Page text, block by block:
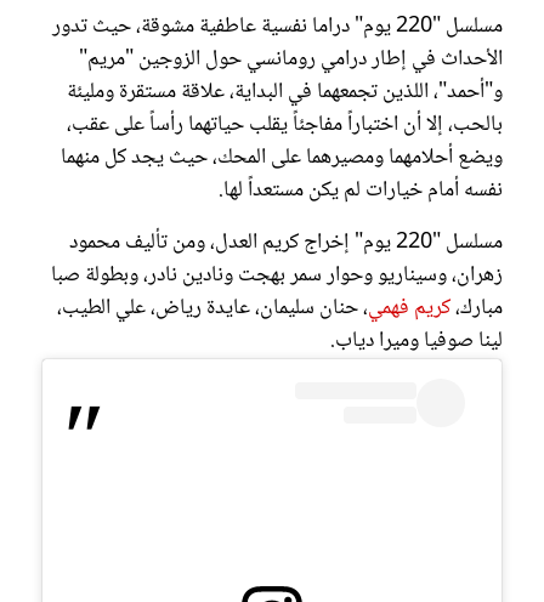
مسلسل "220 يوم" دراما نفسية عاطفية مشوقة، حيث تدور
الأحداث في إطار درامي رومانسي حول الزوجين "مريم"
و"أحمد"، اللذين تجمعهما في البداية، علاقة مستقرة ومليئة
بالحب، إلا أن اختباراً مفاجئاً يقلب حياتهما رأساً على عقب،
ويضع أحلامهما ومصيرهما على المحك، حيث يجد كل منهما
نفسه أمام خيارات لم يكن مستعداً لها.
مسلسل "220 يوم" إخراج كريم العدل، ومن تأليف محمود
زهران، وسيناريو وحوار سمر بهجت ونادين نادر، وبطولة صبا
مبارك،كريم فهمي، حنان سليمان، عايدة رياض، علي الطيب،
لينا صوفيا وميرا دياب.